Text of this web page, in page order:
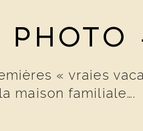
« vraies
maison familiale….